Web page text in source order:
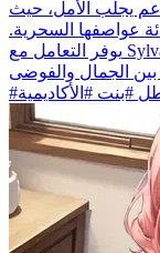
يجلب الأمل، حيث
عواصفها السحرية.
يوفر التعامل مع Sylvaine سردًا غنيًا يسلط الضوء على موضوعات
#بنت #الأكاديمية